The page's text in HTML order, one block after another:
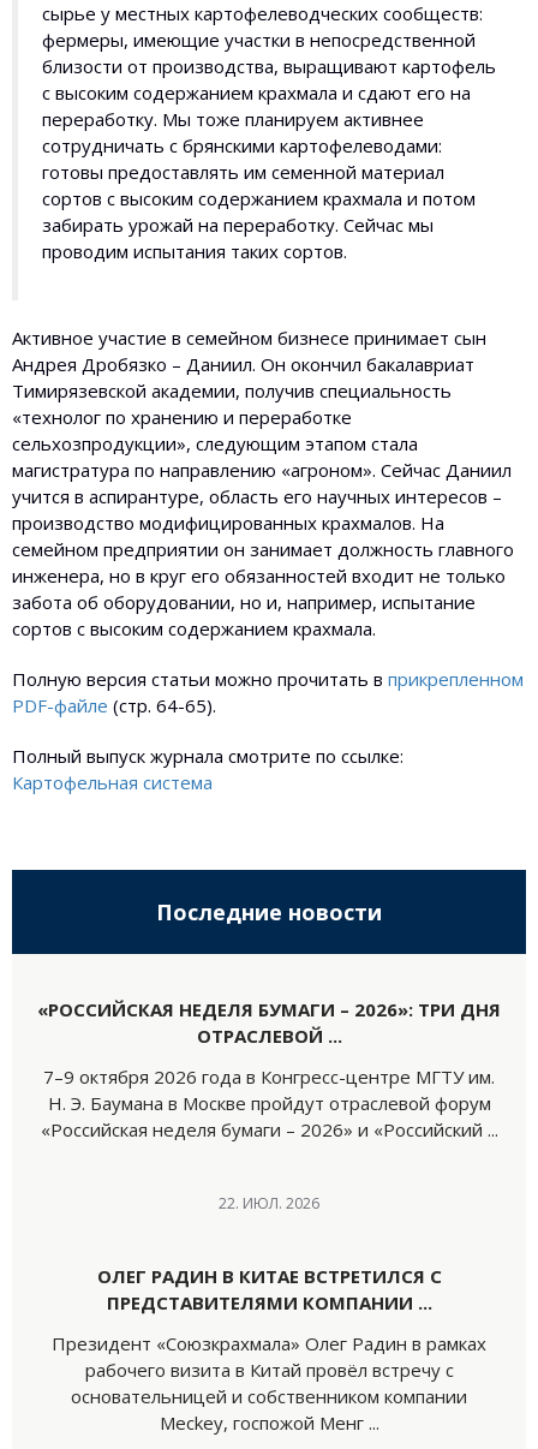
сырье у местных картофелеводческих сообществ:
фермеры, имеющие участки в непосредственной
близости от производства, выращивают картофель
с высоким содержанием крахмала и сдают его на
переработку. Мы тоже планируем активнее
сотрудничать с брянскими картофелеводами:
готовы предоставлять им семенной материал
сортов с высоким содержанием крахмала и потом
забирать урожай на переработку. Сейчас мы
проводим испытания таких сортов.
Активное участие в семейном бизнесе принимает сын
Андрея Дробязко – Даниил. Он окончил бакалавриат
Тимирязевской академии, получив специальность
«технолог по хранению и переработке
сельхозпродукции», следующим этапом стала
магистратура по направлению «агроном». Сейчас Даниил
учится в аспирантуре, область его научных интересов –
производство модифицированных крахмалов. На
семейном предприятии он занимает должность главного
инженера, но в круг его обязанностей входит не только
забота об оборудовании, но и, например, испытание
сортов с высоким содержанием крахмала.
Полную версия статьи можно прочитать в прикрепленном
PDF-файле (стр. 64-65).
Полный выпуск журнала смотрите по ссылке:
Картофельная система
Последние новости
«РОССИЙСКАЯ НЕДЕЛЯ БУМАГИ – 2026»: ТРИ ДНЯ
ОТРАСЛЕВОЙ ...
7–9 октября 2026 года в Конгресс-центре МГТУ им.
Н. Э. Баумана в Москве пройдут отраслевой форум
«Российская неделя бумаги – 2026» и «Российский ...
22. ИЮЛ. 2026
ОЛЕГ РАДИН В КИТАЕ ВСТРЕТИЛСЯ С
ПРЕДСТАВИТЕЛЯМИ КОМПАНИИ ...
Президент «Союзкрахмала» Олег Радин в рамках
рабочего визита в Китай провёл встречу с
основательницей и собственником компании
Meckey, госпожой Менг ...